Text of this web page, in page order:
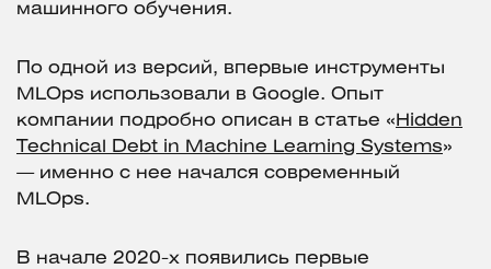
машинного обучения.
По одной из версий, впервые инструменты
MLOps использовали в Google. Опыт
компании подробно описан в статье « Hidden
Technical Debt in Machine Learning Systems»
— именно с нее начался современный
MLOps.
В начале 2020-х появились первые